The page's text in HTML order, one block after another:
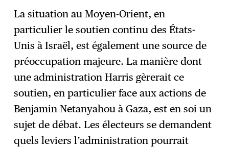
La situation au Moyen-Orient, en
particulier le soutien continu des États-
Unis à Israël, est également une source de
préoccupation majeure. La manière dont
une administration Harris gèrerait ce
soutien, en particulier face aux actions de
Benjamin Netanyahou à Gaza, est en soi un
sujet de débat. Les électeurs se demandent
quels leviers l’administration pourrait